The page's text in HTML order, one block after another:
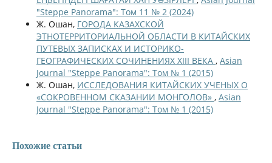
"Steppe Panorama": Том 11 № 2 (2024)
Ж. Ошан, ГОРОДА КАЗАХСКОЙ
ЭТНОТЕРРИТОРИАЛЬНОЙ ОБЛАСТИ В КИТАЙСКИХ
ПУТЕВЫХ ЗАПИСКАХ И ИСТОРИКО-
ГЕОГРАФИЧЕСКИХ СОЧИНЕНИЯХ XIII ВЕКА , Asian
Journal "Steppe Panorama": Том № 1 (2015)
Ж. Ошан, ИССЛЕДОВАНИЯ КИТАЙСКИХ УЧЕНЫХ О
«СОКРОВЕННОМ СКАЗАНИИ МОНГОЛОВ» , Asian
Journal "Steppe Panorama": Том № 1 (2015)
Похожие статьи